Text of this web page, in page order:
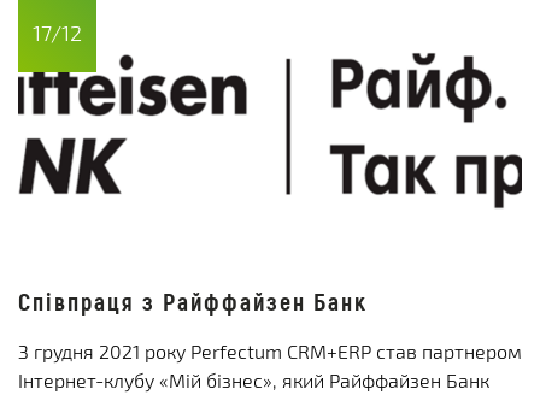
17/12
Співпраця з Райффайзен Банк
З грудня 2021 року Perfectum CRM+ERP став партнером
Інтернет-клубу «Мій бізнес», який Райффайзен Банк